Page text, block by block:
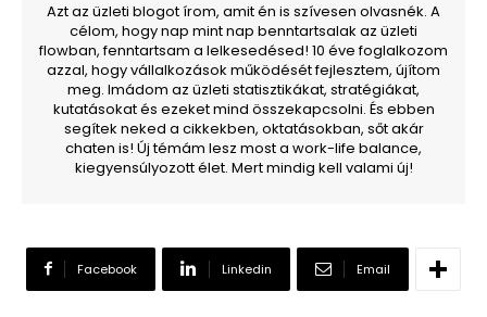
Azt az üzleti blogot írom, amit én is szívesen olvasnék. A
célom, hogy nap mint nap benntartsalak az üzleti
flowban, fenntartsam a lelkesedésed! 10 éve foglalkozom
azzal, hogy vállalkozások működését fejlesztem, újítom
meg. Imádom az üzleti statisztikákat, stratégiákat,
kutatásokat és ezeket mind összekapcsolni. És ebben
segítek neked a cikkekben, oktatásokban, sőt akár
chaten is! Új témám lesz most a work-life balance,
kiegyensúlyozott élet. Mert mindig kell valami új!
Facebook Linkedin Email